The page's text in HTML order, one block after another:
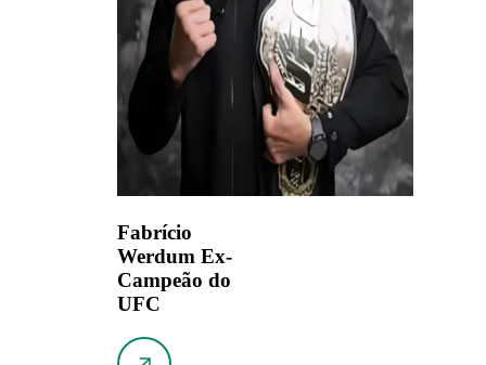
Fabrício
Werdum Ex-
Campeão do
UFC